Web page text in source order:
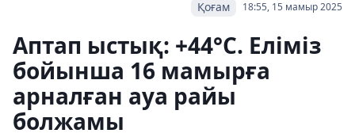
18:55, 15 мамыр 2025
Қоғам
Аптап ыстық: +44°C. Еліміз
бойынша 16 мамырға
арналған ауа райы
болжамы